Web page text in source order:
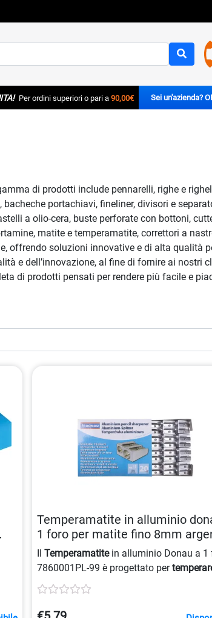
Per ordini superiori o pari a 90,00€
di prodotti include pennarelli, righe e
portachiavi, fineliner, divisori e
a olio-cera, buste perforate con bottoni,
matite e temperamatite, correttori a
offrendo soluzioni innovative e di alta qualità
e dell’innovazione, al fine di fornire ai nostri
di prodotti pensati per rendere più facile e
Temperamatite in alluminio
1 foro per matite fino 8mm
5901498023739
IlTemperamatitein alluminio Donau a 1
7860001PL-99 è progettato per
matitee pastelli con diametro fino a 8
realizzato in alluminio e disponibile nel
argento.